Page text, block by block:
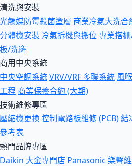
清洗與安裝
光觸媒防霉殺菌塗層 商業冷氣大洗合
分體機安裝 冷氣拆機與搬位 專業搭
板/洗窿
商用中央系統
中央空調系統VRV/VRF 多聯系統 風
工程 商業保養合約 (大期)
技術維修專區
壓縮機更換控制電路板維修 (PCB)結
參考表
熱門品牌專區
Daikin 大金專門店 Panasonic 樂聲